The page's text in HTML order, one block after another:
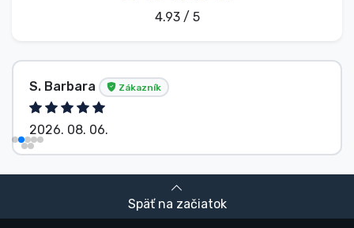
4.93 / 5
S. Barbara Zákazník
2026. 08. 06.
Späť na začiatok